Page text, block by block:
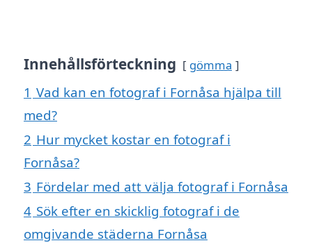
Innehållsförteckning gömma
1 Vad kan en fotograf i Fornåsa hjälpa till
med?
2 Hur mycket kostar en fotograf i
Fornåsa?
3 Fördelar med att välja fotograf i Fornåsa
4 Sök efter en skicklig fotograf i de
omgivande städerna Fornåsa